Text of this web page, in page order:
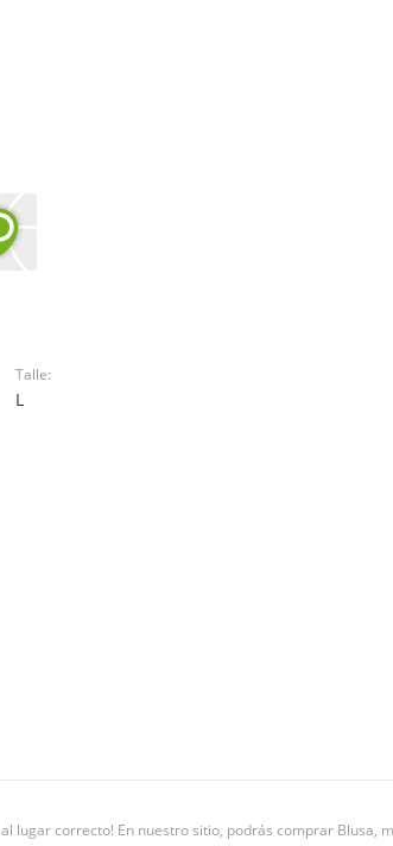
Talle:
L
lugar correcto! En nuestro sitio, podrás comprar Blusa,